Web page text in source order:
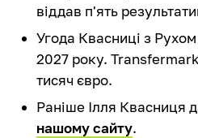
віддав п'ять
Угода Квасниці з
2027 року.
тисяч євро.
Раніше Ілля Квасниця
нашому сайту.